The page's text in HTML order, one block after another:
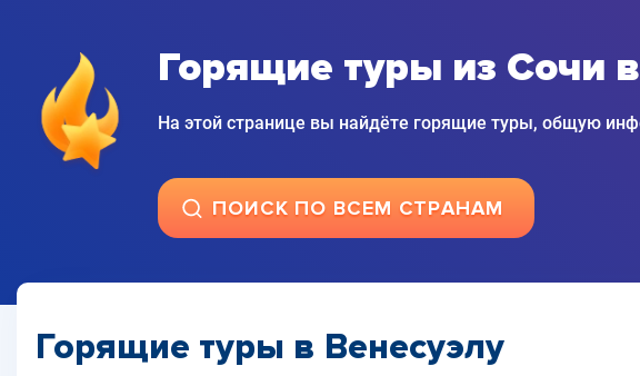
Горящие туры из Сочи
На этой странице вы найдёте горящие туры, общую
ПОИСК ПО ВСЕМ СТРАНАМ
Горящие туры в Венесуэлу